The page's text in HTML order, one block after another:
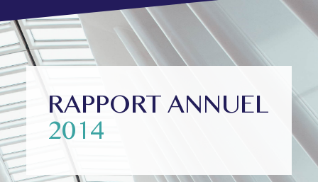
RAPPORT ANNUEL
2014